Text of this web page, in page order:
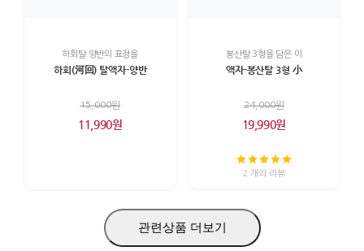
하회탈 양반의 표정을
하회(河回) 탈액자-양반
15,000원
11,990원
봉산탈 3형을 담은 이
액자-봉산탈 3형 小
24,000원
19,990원
2 개의 리뷰
관련상품 더보기